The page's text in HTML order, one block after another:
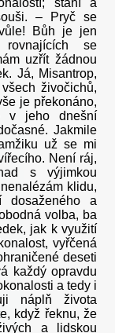
– Pryč se
Bůh je jen
se
uzřít žádnou
Já, Misantrop,
živočichů,
je překonáno,
v jeho dnešní
Jakmile
už se mi
Není ráj,
s výjimkou
klidu,
dosaženého a
volba, ba
jak k využití
vyřčená
deseti
každý opravdu
a tedy i
náplň života
když řeknu, že
a lidskou